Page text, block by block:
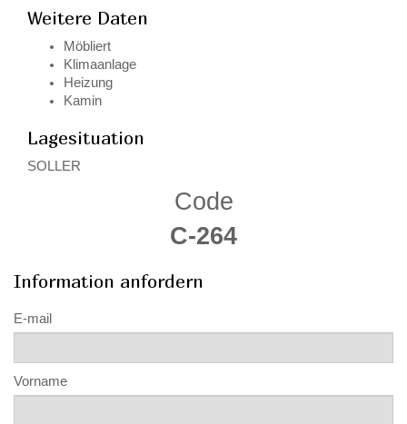
Weitere Daten
Möbliert
Klimaanlage
Heizung
Kamin
Lagesituation
SOLLER
Code
C-264
Information anfordern
E-mail
Vorname